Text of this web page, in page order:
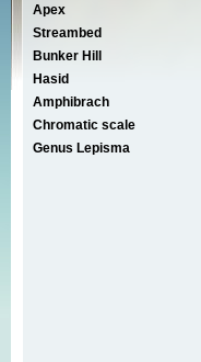
Apex
Streambed
Bunker Hill
Hasid
Amphibrach
Chromatic scale
Genus Lepisma